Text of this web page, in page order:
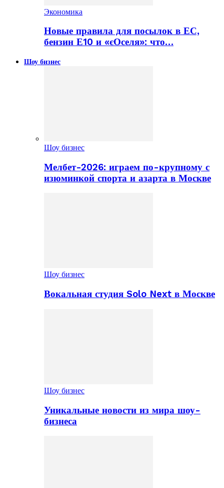
Экономика
Новые правила для посылок в ЕС,
бензин Е10 и «єОселя»: что…
Шоу бизнес
Шоу бизнес
Мелбет-2026: играем по-крупному с
изюминкой спорта и азарта в Москве
Шоу бизнес
Вокальная студия Solo Next в Москве
Шоу бизнес
Уникальные новости из мира шоу-
бизнеса